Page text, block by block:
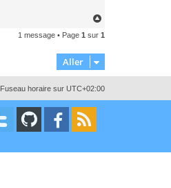
u
1 message • Page 1 sur 1
Aller
Fuseau horaire sur UTC+02:00